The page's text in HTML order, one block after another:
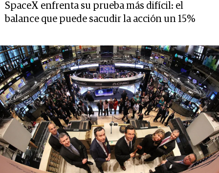
SpaceX enfrenta su prueba más difícil: el
balance que puede sacudir la acción un 15%